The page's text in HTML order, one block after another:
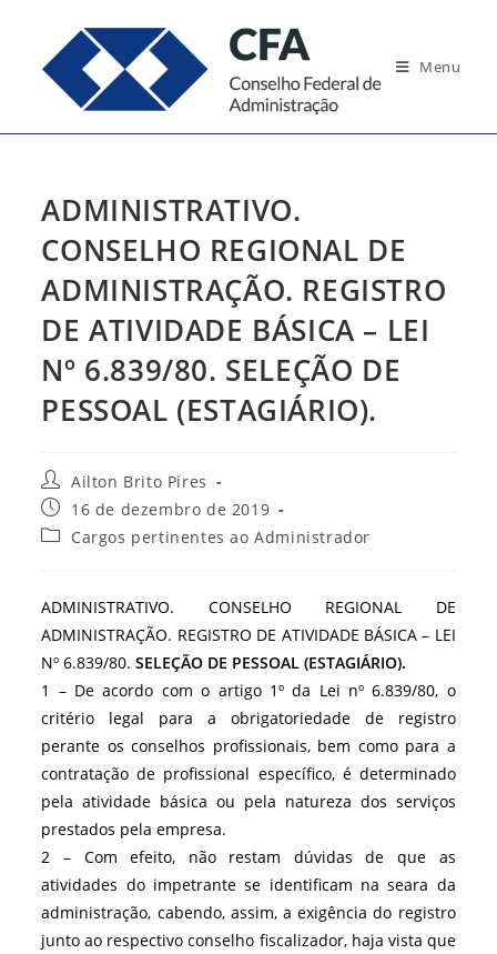
conteúdo
Menu
ADMINISTRATIVO.
CONSELHO REGIONAL DE
ADMINISTRAÇÃO. REGISTRO
DE ATIVIDADE BÁSICA – LEI
Nº 6.839/80. SELEÇÃO DE
PESSOAL (ESTAGIÁRIO).
Autor
do
post:
Ailton Brito Pires
Post
publicado:
16 de dezembro de 2019
Categoria
Cargos pertinentes ao Administrador
ADMINISTRATIVO. CONSELHO REGIONAL DE
ADMINISTRAÇÃO. REGISTRO DE ATIVIDADE BÁSICA – LEI
Nº 6.839/80.SELEÇÃO DE PESSOAL (ESTAGIÁRIO).
1 – De acordo com o artigo 1º da Lei nº 6.839/80, o
critério legal para a obrigatoriedade de registro
perante os conselhos profissionais, bem como para a
contratação de profissional específico, é determinado
pela atividade básica ou pela natureza dos serviços
prestados pela empresa.
2 – Com efeito, não restam dúvidas de que as
atividades do impetrante se identificam na seara da
administração, cabendo, assim, a exigência do registro
junto ao respectivo conselho fiscalizador, haja vista que